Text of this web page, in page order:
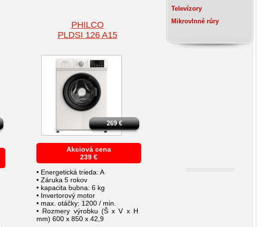
PHILCO
PLDSI 126 A15
Akciová cena
239 €
• Energetická trieda: A
• Záruka 5 rokov
• kapacita bubna: 6 kg
• Invertorový motor
• max. otáčky: 1200 / min.
• Rozmery výrobku (Š x V x H
mm) 600 x 850 x 42,9
269€
Televízory
Mikrovlnné rúry